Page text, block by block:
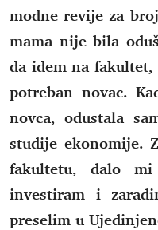
modne revije za
mama nije bila
da idem na
potreban novac.
novca, odustala
studije ekonomije.
fakultetu, dalo
investiram i
preselim u